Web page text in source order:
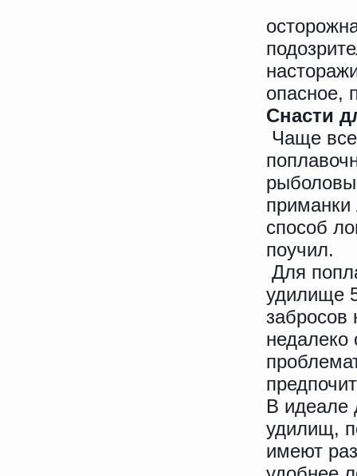
опасное,
Снасти
Чаще
приманки
способ
поучил.
Для
удилище
забросов
недалеко
В идеале
удилищ,
имеют